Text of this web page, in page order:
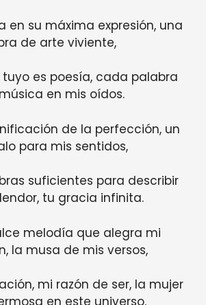
en su máxima expresión, una
de arte viviente,
es poesía, cada palabra
en mis oídos.
de la perfección, un
para mis sentidos,
suficientes para describir
tu gracia infinita.
melodía que alegra mi
la musa de mis versos,
mi razón de ser, la mujer
en este universo.